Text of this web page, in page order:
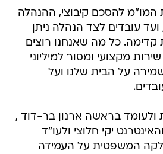
המו"מ להסכם קיבוצי, ההנהלה
עובדים לצד הנהלה ניתן
כל מה שאנחנו רוצים
מקצועי ומסור למיליוני
על הבית שלנו ועל
ולעומד בראשה ארנון בר-דוד ,
יקי חלוצי ולעו"ד
המשפטית על העמידה